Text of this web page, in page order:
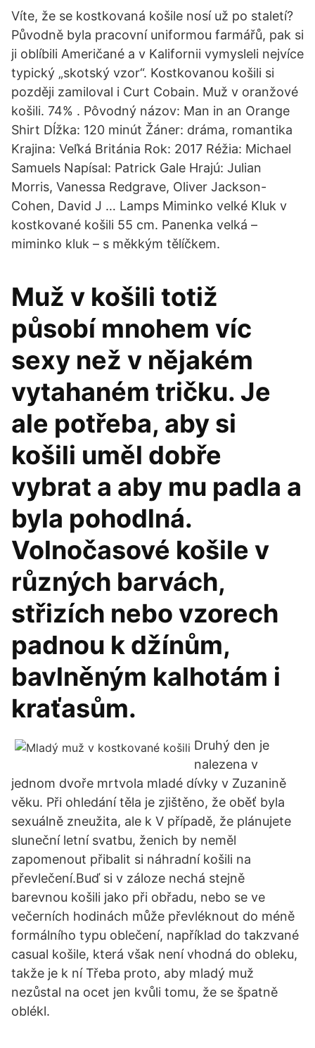
Víte, že se kostkovaná košile nosí už po staletí?
Původně byla pracovní uniformou farmářů, pak si
ji oblíbili Američané a v Kalifornii vymysleli nejvíce
typický „skotský vzor“. Kostkovanou košili si
později zamiloval i Curt Cobain. Muž v oranžové
košili. 74% . Pôvodný názov: Man in an Orange
Shirt Dĺžka: 120 minút Žáner: dráma, romantika
Krajina: Veľká Británia Rok: 2017 Réžia: Michael
Samuels Napísal: Patrick Gale Hrajú: Julian
Morris, Vanessa Redgrave, Oliver Jackson-
Cohen, David J … Lamps Miminko velké Kluk v
kostkované košili 55 cm. Panenka velká –
miminko kluk – s měkkým tělíčkem.
Muž v košili totiž
působí mnohem víc
sexy než v nějakém
vytahaném tričku. Je
ale potřeba, aby si
košili uměl dobře
vybrat a aby mu padla a
byla pohodlná.
Volnočasové košile v
různých barvách,
střizích nebo vzorech
padnou k džínům,
bavlněným kalhotám i
kraťasům.
Druhý den je
nalezena v
jednom dvoře mrtvola mladé dívky v Zuzanině
věku. Při ohledání těla je zjištěno, že oběť byla
sexuálně zneužita, ale k V případě, že plánujete
sluneční letní svatbu, ženich by neměl
zapomenout přibalit si náhradní košili na
převlečení.Buď si v záloze nechá stejně
barevnou košili jako při obřadu, nebo se ve
večerních hodinách může převléknout do méně
formálního typu oblečení, například do takzvané
casual košile, která však není vhodná do obleku,
takže je k ní Třeba proto, aby mladý muž
nezůstal na ocet jen kvůli tomu, že se špatně
oblékl.